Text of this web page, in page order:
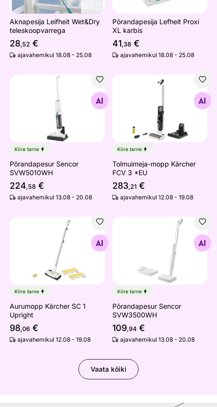
Aknapesija Leifheit Wet&Dry
teleskoopvarrega
28,52 €
ajavahemikul 18.08 - 25.08
Põrandapesija Lefheit Proxi
XL karbis
41,38 €
ajavahemikul 18.08 - 25.08
Põrandapesur Sencor SVW5010WH
Otsi sarnaseid
Kiire tarne
Põrandapesur Sencor
SVW5010WH
224,58 €
ajavahemikul 13.08 - 20.08
Tolmuimeja-mopp Kärcher
Kiire tarne
Tolmuimeja-mopp Kärcher
FCV 3 *EU
283,21 €
ajavahemikul 12.08 - 19.08
Aurumopp Kärcher SC 1 Upright
Otsi sarnaseid
Kiire tarne
Aurumopp Kärcher SC 1
Upright
98,06 €
ajavahemikul 12.08 - 19.08
Põrandapesur Sencor
Otsi sarnaseid
Kiire tarne
Põrandapesur Sencor
SVW3500WH
109,94 €
ajavahemikul 13.08 - 20.08
Vaata kõiki